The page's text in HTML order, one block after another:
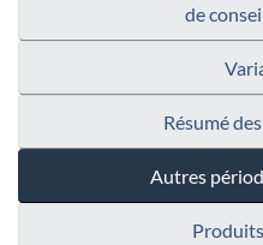
de
Résumé
Autres